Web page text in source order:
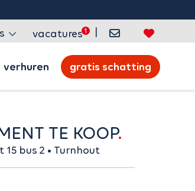
vacatures |
verhuren gratis schatting
TE KOOP
15 bus 2 • Turnhout